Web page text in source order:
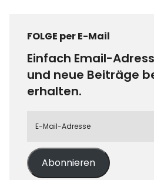
FOLGE per E-Mail
Einfach Email-
und neue Beiträge
erhalten.
Abonnieren